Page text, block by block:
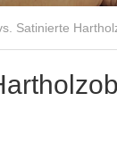
Satinierte